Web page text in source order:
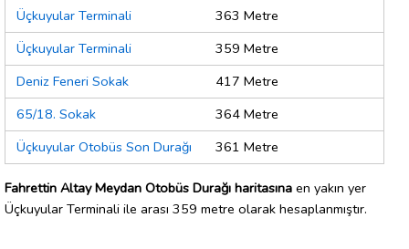
Üçkuyular Terminali
363 Metre
Üçkuyular Terminali
359 Metre
Deniz Feneri Sokak
417 Metre
65/18. Sokak
364 Metre
Üçkuyular Otobüs Son Durağı
361 Metre
Fahrettin Altay Meydan Otobüs Durağı haritasına en yakın yer
Üçkuyular Terminali ile arası 359 metre olarak hesaplanmıştır.